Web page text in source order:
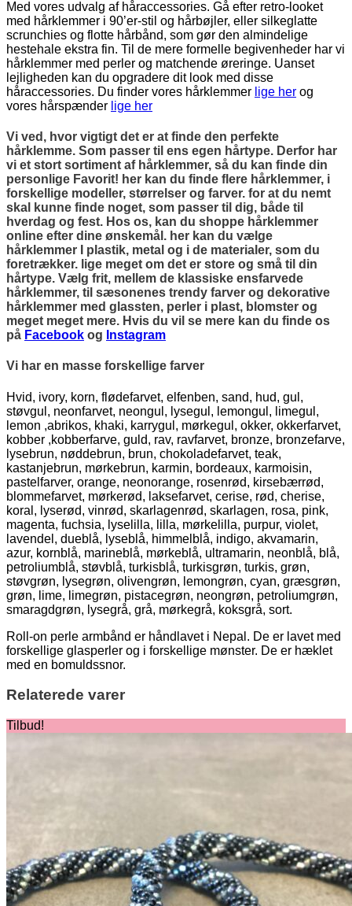
Med vores udvalg af håraccessories. Gå efter retro-looket
med hårklemmer i 90’er-stil og hårbøjler, eller silkeglatte
scrunchies og flotte hårbånd, som gør den almindelige
hestehale ekstra fin. Til de mere formelle begivenheder har vi
hårklemmer med perler og matchende øreringe. Uanset
lejligheden kan du opgradere dit look med disse
håraccessories. Du finder vores hårklemmer lige her og
vores hårspænder lige her
Vi ved, hvor vigtigt det er at finde den perfekte
hårklemme. Som passer til ens egen hårtype. Derfor har
vi et stort sortiment af hårklemmer, så du kan finde din
personlige Favorit! her kan du finde flere hårklemmer, i
forskellige modeller, størrelser og farver. for at du nemt
skal kunne finde noget, som passer til dig, både til
hverdag og fest. Hos os, kan du shoppe hårklemmer
online efter dine ønskemål. her kan du vælge
hårklemmer I plastik, metal og i de materialer, som du
foretrækker. lige meget om det er store og små til din
hårtype. Vælg frit, mellem de klassiske ensfarvede
hårklemmer, til sæsonenes trendy farver og dekorative
hårklemmer med glassten, perler i plast, blomster og
meget meget mere. Hvis du vil se mere kan du finde os
på Facebook og Instagram
Vi har en masse forskellige farver
Hvid, ivory, korn, flødefarvet, elfenben, sand, hud, gul,
støvgul, neonfarvet, neongul, lysegul, lemongul, limegul,
lemon ,abrikos, khaki, karrygul, mørkegul, okker, okkerfarvet,
kobber ,kobberfarve, guld, rav, ravfarvet, bronze, bronzefarve,
lysebrun, nøddebrun, brun, chokoladefarvet, teak,
kastanjebrun, mørkebrun, karmin, bordeaux, karmoisin,
pastelfarver, orange, neonorange, rosenrød, kirsebærrød,
blommefarvet, mørkerød, laksefarvet, cerise, rød, cherise,
koral, lyserød, vinrød, skarlagenrød, skarlagen, rosa, pink,
magenta, fuchsia, lyselilla, lilla, mørkelilla, purpur, violet,
lavendel, dueblå, lyseblå, himmelblå, indigo, akvamarin,
azur, kornblå, marineblå, mørkeblå, ultramarin, neonblå, blå,
petroliumblå, støvblå, turkisblå, turkisgrøn, turkis, grøn,
støvgrøn, lysegrøn, olivengrøn, lemongrøn, cyan, græsgrøn,
grøn, lime, limegrøn, pistacegrøn, neongrøn, petroliumgrøn,
smaragdgrøn, lysegrå, grå, mørkegrå, koksgrå, sort.
Roll-on perle armbånd er håndlavet i Nepal. De er lavet med
forskellige glasperler og i forskellige mønster. De er hæklet
med en bomuldssnor.
Relaterede varer
Tilbud!